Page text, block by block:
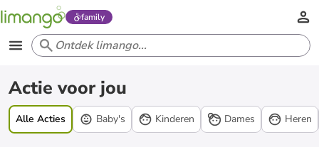
family
Acties
Actie voor jou
Alle Acties Baby's Kinderen Dames Heren